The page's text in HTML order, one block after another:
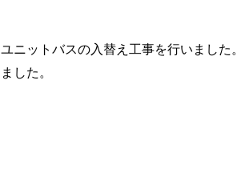
ユニットバスの入替え工事を行いました
ました。